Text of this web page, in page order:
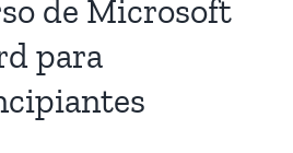
de Microsoft
para